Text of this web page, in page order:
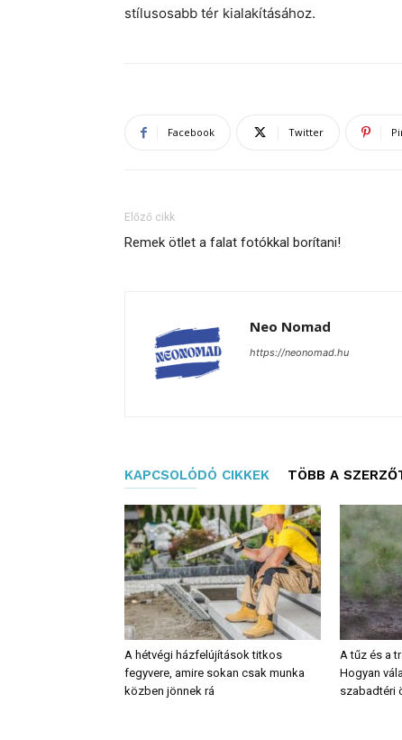
stílusosabb tér kialakításához.
Facebook Twitter
Előző cikk
Remek ötlet a falat fotókkal borítani!
Neo Nomad
https://neonomad.hu
KAPCSOLÓDÓ CIKKEK TÖBB A
A hétvégi házfelújítások titkos
fegyvere, amire sokan csak munka
közben jönnek rá
A tűz és a
Hogyan
szabadtéri